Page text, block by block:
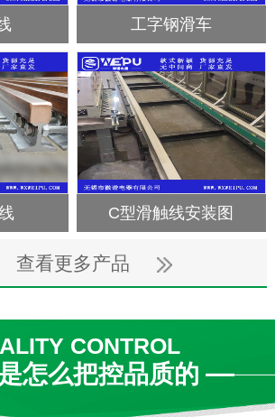
C型钢轨道
线 U12滑触线
查看更多产品
CONTROL
怎么把控品质的